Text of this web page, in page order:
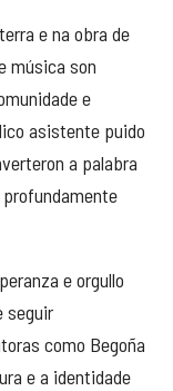
e na obra de
música son
e
asistente puido
a palabra
e orgullo
seguir
como Begoña
e a identidade